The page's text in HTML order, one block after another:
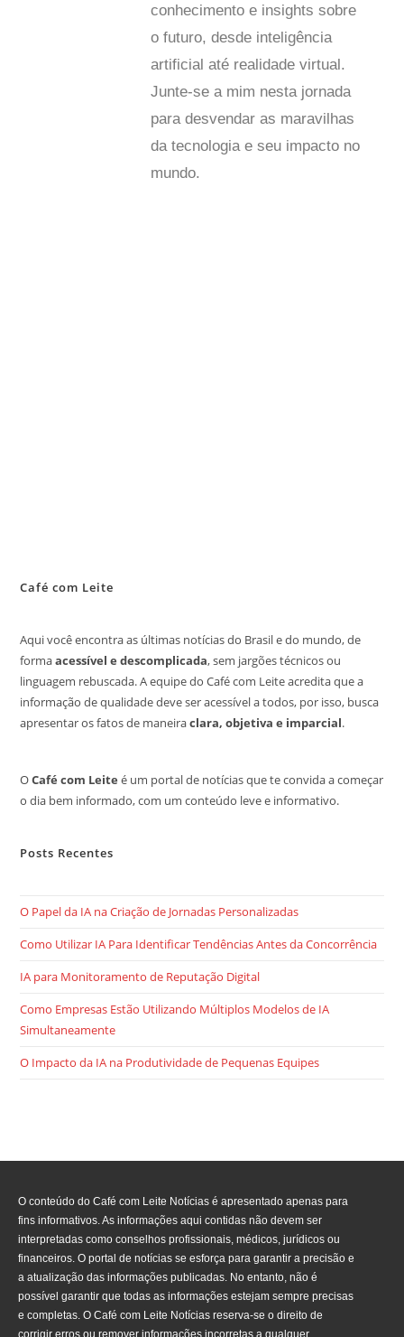
conhecimento e insights sobre
o futuro, desde inteligência
artificial até realidade virtual.
Junte-se a mim nesta jornada
para desvendar as maravilhas
da tecnologia e seu impacto no
mundo.
Café com Leite
Aqui você encontra as últimas notícias do Brasil e do mundo, de
formaacessível e descomplicada, sem jargões técnicos ou
linguagem rebuscada. A equipe do Café com Leite acredita que a
informação de qualidade deve ser acessível a todos, por isso, busca
apresentar os fatos de maneiraclara, objetiva e imparcial.
OCafé com Leite é um portal de notícias que te convida a começar
o dia bem informado, com um conteúdo leve e informativo.
Posts Recentes
O Papel da IA na Criação de Jornadas Personalizadas
Como Utilizar IA Para Identificar Tendências Antes da Concorrência
IA para Monitoramento de Reputação Digital
Como Empresas Estão Utilizando Múltiplos Modelos de IA
Simultaneamente
O Impacto da IA na Produtividade de Pequenas Equipes
O conteúdo do Café com Leite Notícias é apresentado apenas para
fins informativos. As informações aqui contidas não devem ser
interpretadas como conselhos profissionais, médicos, jurídicos ou
financeiros. O portal de notícias se esforça para garantir a precisão e
a atualização das informações publicadas. No entanto, não é
possível garantir que todas as informações estejam sempre precisas
e completas. O Café com Leite Notícias reserva-se o direito de
corrigir erros ou remover informações incorretas a qualquer